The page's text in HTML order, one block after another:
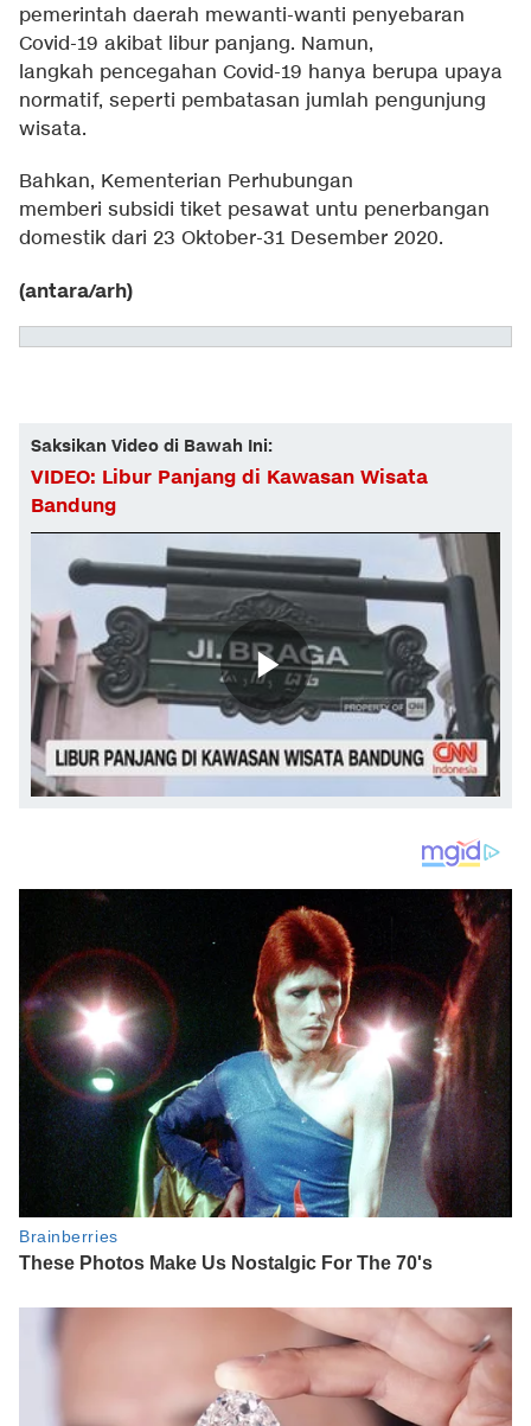
pemerintah daerah mewanti-wanti penyebaran
Covid-19 akibat libur panjang. Namun,
langkah pencegahan Covid-19 hanya berupa upaya
normatif, seperti pembatasan jumlah pengunjung
wisata.
Bahkan, Kementerian Perhubungan
memberi subsidi tiket pesawat untu penerbangan
domestik dari 23 Oktober-31 Desember 2020.
(antara/arh)
Saksikan Video di Bawah Ini:
VIDEO: Libur Panjang di Kawasan Wisata
Bandung